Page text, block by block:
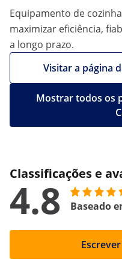
Equipamento de
maximizar eficiência,
a longo prazo.
Visitar a página
Mostrar todos os
Classificações e
4.8 Baseado